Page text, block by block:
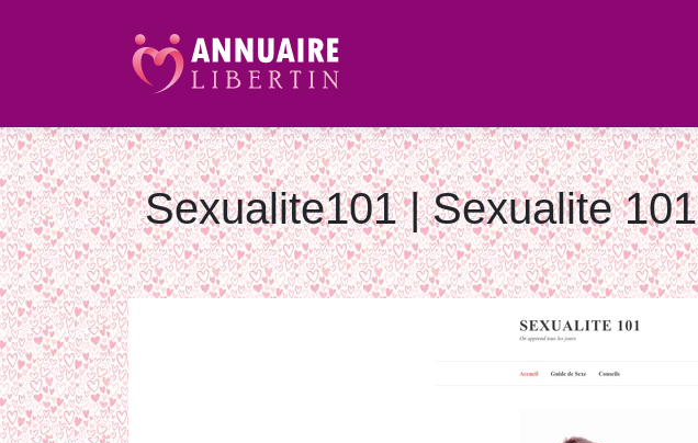
Sexualite101 | Sexualite 101